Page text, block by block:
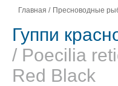
Главная / Пресноводные
Гуппи
/ Poecilia
Red Black